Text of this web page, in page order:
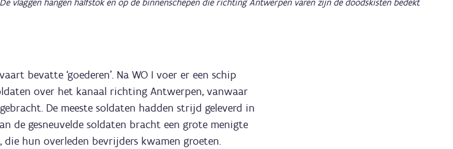
vlaggen hangen halfstok en op de binnenschepen die richting Antwerpen varen zijn de doodskisten bedekt
bevatte ‘goederen’. Na WO I voer er een schip
over het kanaal richting Antwerpen, vanwaar
De meeste soldaten hadden strijd geleverd in
de gesneuvelde soldaten bracht een grote menigte
die hun overleden bevrijders kwamen groeten.